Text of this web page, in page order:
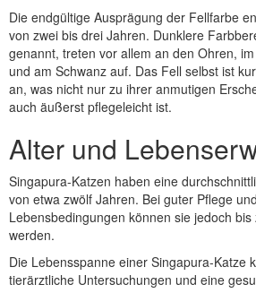
Die endgültige Ausprägung der Fellfarbe
von zwei bis drei Jahren. Dunklere
genannt, treten vor allem an den Ohren,
und am Schwanz auf. Das Fell selbst ist
an, was nicht nur zu ihrer anmutigen
auch äußerst pflegeleicht ist.
Alter und
Singapura-Katzen haben eine
von etwa zwölf Jahren. Bei guter Pflege
Lebensbedingungen können sie jedoch
werden.
Die Lebensspanne einer Singapura-Katze
tierärztliche Untersuchungen und eine